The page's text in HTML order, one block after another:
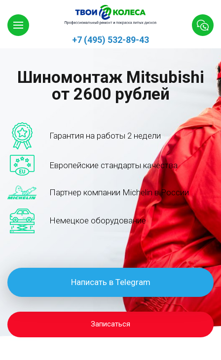
+7 (495) 532-89-43
Шиномонтаж Mitsubishi
от 2600 рублей
Гарантия на работы 2 недели
Европейские стандарты качества
Партнер компании Michelin в России
Немецкое оборудование
Написать в Telegram
Записаться